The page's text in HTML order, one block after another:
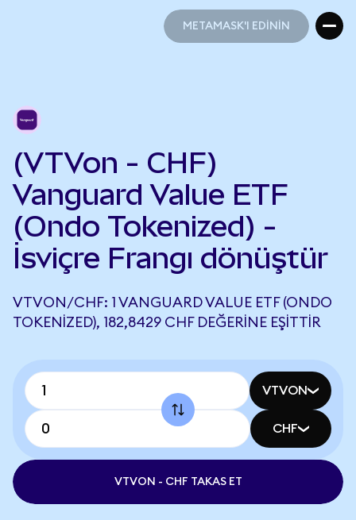
METAMASK'I EDİNİN
(VTVon - CHF)
Vanguard Value ETF
(Ondo Tokenized) -
İsviçre Frangı dönüştür
VTVON/CHF: 1 VANGUARD VALUE ETF (ONDO
TOKENIZED), 182,8429 CHF DEĞERINE EŞITTIR
VTVON
CHF
VTVON - CHF TAKAS ET